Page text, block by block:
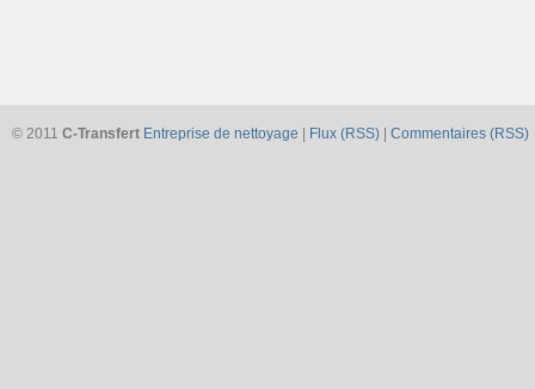
© 2011 C-Transfert Entreprise de nettoyage Flux (RSS) Commentaires (RSS)